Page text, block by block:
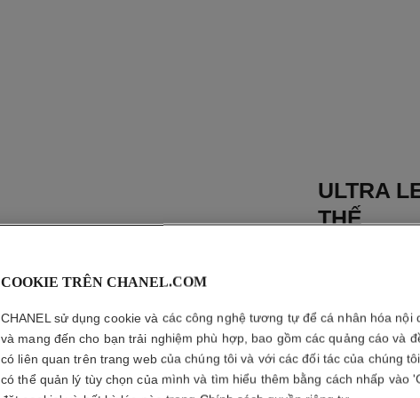
ULTRA
THẾ
Phấn Nền Dạng
Hảo - Lâu Trôi -
Xem thêm chi tiết
Tham chiếu
1 580 000 VND
COOKIE TRÊN CHANEL.COM
CHANEL sử dụng cookie và các công nghệ tương tự để cá nhân hóa nội
và mang đến cho bạn trải nghiệm phù hợp, bao gồm các quảng cáo và
có liên quan trên trang web của chúng tôi và với các đối tác của chúng
có thể quản lý tùy chọn của mình và tìm hiểu thêm bằng cách nhấp vào